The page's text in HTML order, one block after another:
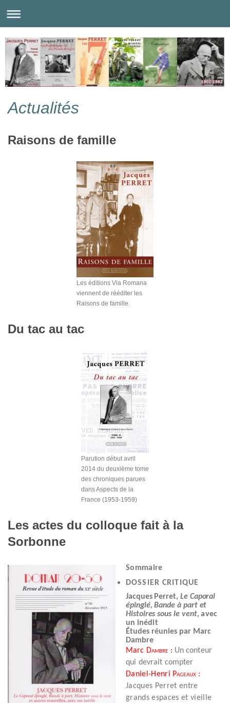
Actualités
Raisons de famille
Les éditions Via Romana
viennent de rééditer les
Raisons de famille.
Du tac au tac
Parution début avril
2014 du deuxième tome
des chroniques parues
dans Aspects de la
France (1953-1959)
Les actes du colloque fait à la
Sorbonne
Sommaire
DOSSIER CRITIQUE
Jacques Perret, Le Caporal
épinglé, Bande à part et
Histoires sous le vent, avec
un inédit
Études réunies par Marc
Dambre
Marc Dambre : Un conteur
qui devrait compter
Daniel-Henri Pageaux :
Jacques Perret entre
grands espaces et vieille